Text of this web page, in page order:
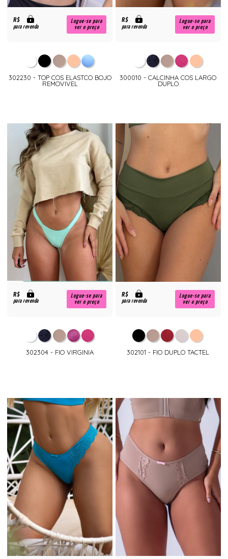
R$
para revenda
Logue-se para
ver o preço
302230 - TOP COS ELASTCO BOJO
REMOVIVEL
R$
para revenda
Logue-se para
ver o preço
300010 - CALCINHA COS LARGO
DUPLO
R$
para revenda
Logue-se para
ver o preço
302304 - FIO VIRGINIA
R$
para revenda
Logue-se para
ver o preço
302101 - FIO DUPLO TACTEL